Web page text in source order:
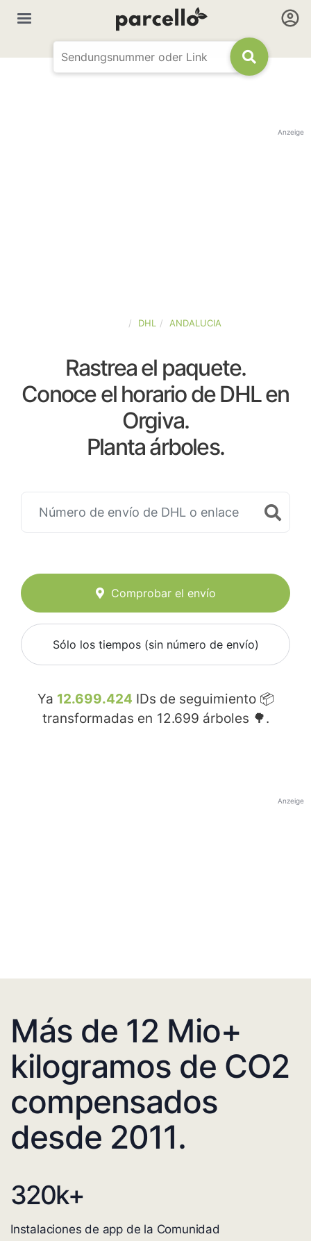
Anzeige
DHL ANDALUCIA
Rastrea el paquete.
Conoce el horario de DHL en
Orgiva.
Planta árboles.
Comprobar el envío
Sólo los tiempos (sin número de envío)
Ya 12.699.424 IDs de seguimiento 📦
transformadas en 12.699 árboles 🌳.
Anzeige
Más de 12 Mio+
kilogramos de CO2
compensados
desde 2011.
320k+
Instalaciones de app de la Comunidad